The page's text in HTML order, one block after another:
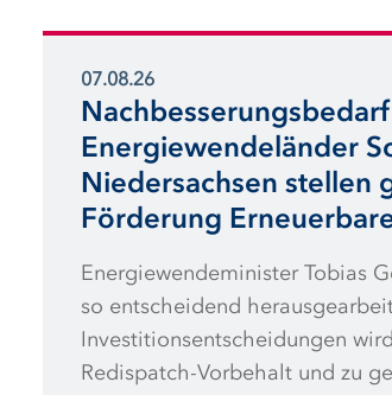
07.08.26
Energiewendeländer
Niedersachsen stellen
Förderung
Energiewendeminister Tobias
so entscheidend
Investitionsentscheidungen
Redispatch-Vorbehalt und zu